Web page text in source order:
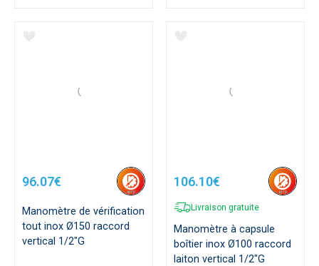
96.07€
Manomètre de vérification
tout inox Ø150 raccord
vertical 1/2"G
106.10€
Livraison gratuite
Manomètre à capsule
boîtier inox Ø100 raccord
laiton vertical 1/2"G